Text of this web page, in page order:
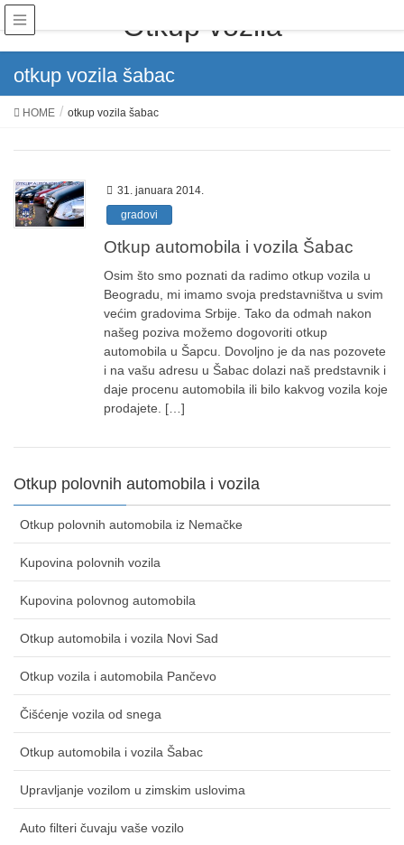
Otkup vozila
otkup vozila šabac
HOME otkup vozila šabac
31. januara 2014.
gradovi
Otkup automobila i vozila Šabac
Osim što smo poznati da radimo otkup vozila u
Beogradu, mi imamo svoja predstavništva u svim
većim gradovima Srbije. Tako da odmah nakon
našeg poziva možemo dogovoriti otkup
automobila u Šapcu. Dovoljno je da nas pozovete
i na vašu adresu u Šabac dolazi naš predstavnik i
daje procenu automobila ili bilo kakvog vozila koje
prodajete. […]
Otkup polovnih automobila i vozila
Otkup polovnih automobila iz Nemačke
Kupovina polovnih vozila
Kupovina polovnog automobila
Otkup automobila i vozila Novi Sad
Otkup vozila i automobila Pančevo
Čišćenje vozila od snega
Otkup automobila i vozila Šabac
Upravljanje vozilom u zimskim uslovima
Auto filteri čuvaju vaše vozilo